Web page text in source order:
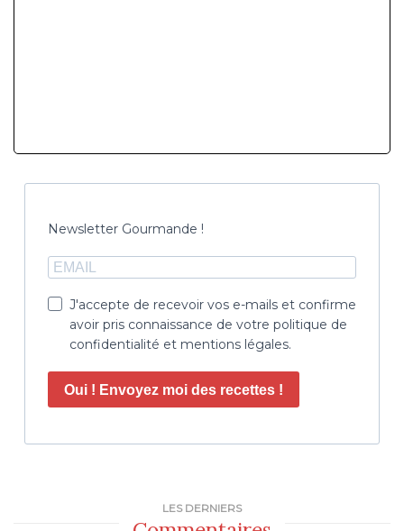
Newsletter Gourmande !
J'accepte de recevoir vos e-mails et confirme
avoir pris connaissance de votre politique de
confidentialité et mentions légales.
Oui ! Envoyez moi des recettes !
LES DERNIERS